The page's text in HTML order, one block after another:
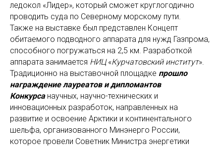
ледокол «Лидер», который сможет круглогодично
проводить суда по Северному морскому пути.
Также на выставке был представлен Концепт
обитаемого подводного аппарата для нужд Газпрома,
способного погружаться на 2,5 км. Разработкой
аппарата занимается НИЦ«Курчатовский институт».
Традиционно на выставочной площадке прошло
награждение лауреатов и дипломантов
Конкурсанаучных, научно-технических и
инновационных разработок, направленных на
развитие и освоение Арктики и континентального
шельфа, организованного Минэнерго России,
которое провели Советник Министра энергетики